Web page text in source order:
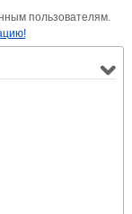
пользователям.